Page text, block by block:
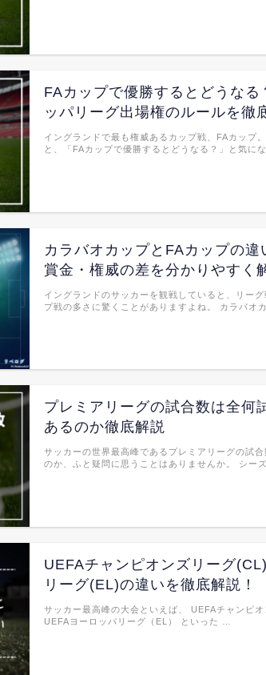
FAカップで優勝するとどうなる
ッパリーグ出場権のルールを徹
イングランドで最も権威あるカップ戦、FAカップ
と、「FAカップで優勝するとどうなる？」と気に
カラバオカップとFAカップの違
賞金・権威の差を分かりやすく
イングランドのサッカーを観戦していると、リー
プ戦の多さに驚くことがありますよね。 カラバオ
プレミアリーグの試合数は全何
あるのか徹底解説
サッカーの世界最高峰であるプレミアリーグの試
のか、ふと疑問に思うことはありませんか。 シー
UEFAチャンピオンズリーグ
リーグ(EL)の違いを徹底解説！
サッカー最高峰の大会といえば、 UEFAチャンピオ
UEFAヨーロッパリーグ（EL） といった …